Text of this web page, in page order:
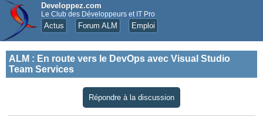
Developpez.com
Le Club des Développeurs et IT Pro
Actus Forum ALM Emploi
ALM : En route vers le DevOps avec Visual Studio
Team Services
Répondre à la discussion